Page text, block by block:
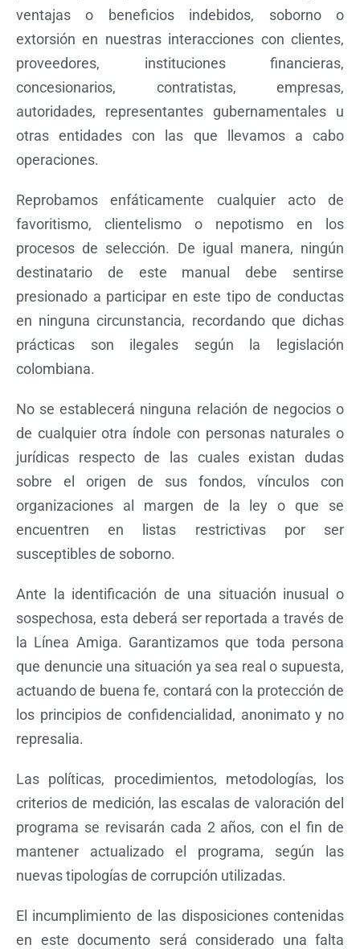
ventajas o beneficios indebidos, soborno o
extorsión en nuestras interacciones con clientes,
proveedores, instituciones financieras,
concesionarios, contratistas, empresas,
autoridades, representantes gubernamentales u
otras entidades con las que llevamos a cabo
operaciones.
Reprobamos enfáticamente cualquier acto de
favoritismo, clientelismo o nepotismo en los
procesos de selección. De igual manera, ningún
destinatario de este manual debe sentirse
presionado a participar en este tipo de conductas
en ninguna circunstancia, recordando que dichas
prácticas son ilegales según la legislación
colombiana.
No se establecerá ninguna relación de negocios o
de cualquier otra índole con personas naturales o
jurídicas respecto de las cuales existan dudas
sobre el origen de sus fondos, vínculos con
organizaciones al margen de la ley o que se
encuentren en listas restrictivas por ser
susceptibles de soborno.
Ante la identificación de una situación inusual o
sospechosa, esta deberá ser reportada a través de
la Línea Amiga. Garantizamos que toda persona
que denuncie una situación ya sea real o supuesta,
actuando de buena fe, contará con la protección de
los principios de confidencialidad, anonimato y no
represalia.
Las políticas, procedimientos, metodologías, los
criterios de medición, las escalas de valoración del
programa se revisarán cada 2 años, con el fin de
mantener actualizado el programa, según las
nuevas tipologías de corrupción utilizadas.
El incumplimiento de las disposiciones contenidas
en este documento será considerado una falta